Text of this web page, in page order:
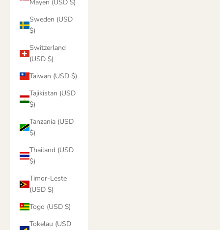
Mayen (USD $)
Sweden (USD
$)
Switzerland
(USD $)
Taiwan (USD $)
Tajikistan (USD
$)
Tanzania (USD
$)
Thailand (USD
$)
Timor-Leste
(USD $)
Togo (USD $)
Tokelau (USD